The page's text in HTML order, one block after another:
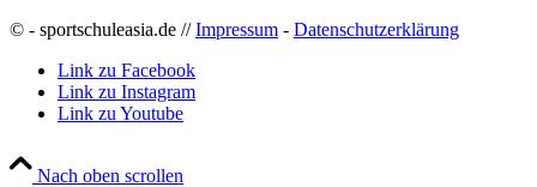
© - sportschuleasia.de //Impressum - Datenschutzerklärung
Link zu Facebook
Link zu Instagram
Link zu Youtube
Nach oben scrollen